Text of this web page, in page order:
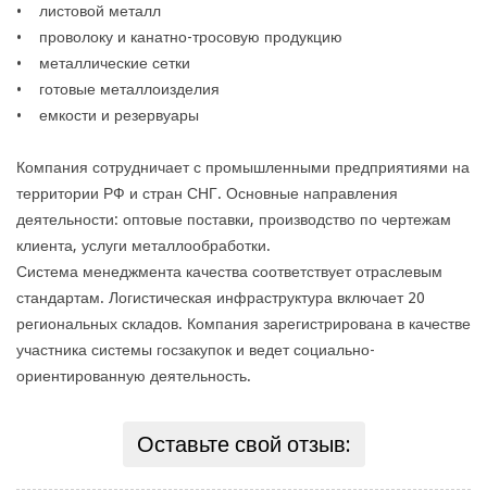
• листовой металл
• проволоку и канатно-тросовую продукцию
• металлические сетки
• готовые металлоизделия
• емкости и резервуары
Компания сотрудничает с промышленными предприятиями на
территории РФ и стран СНГ. Основные направления
деятельности: оптовые поставки, производство по чертежам
клиента, услуги металлообработки.
Система менеджмента качества соответствует отраслевым
стандартам. Логистическая инфраструктура включает 20
региональных складов. Компания зарегистрирована в качестве
участника системы госзакупок и ведет социально-
ориентированную деятельность.
Оставьте свой отзыв: